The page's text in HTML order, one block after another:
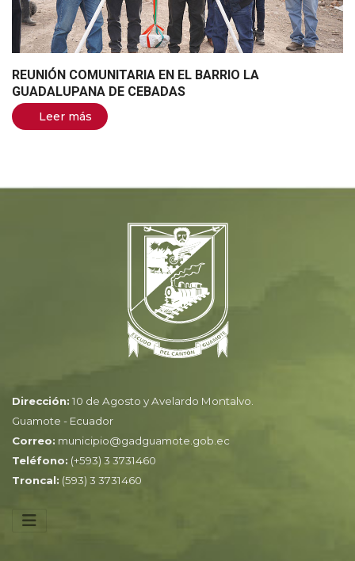
REUNIÓN COMUNITARIA EN EL BARRIO LA
GUADALUPANA DE CEBADAS
Leer más
Dirección: 10 de Agosto y Avelardo Montalvo.
Guamote - Ecuador
Correo: municipio@gadguamote.gob.ec
Teléfono: (+593) 3 3731460
Troncal: (593) 3 3731460